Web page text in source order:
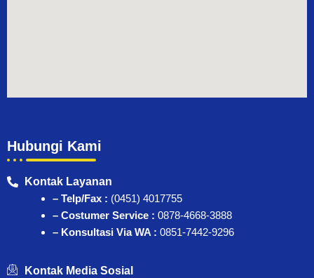
Hubungi Kami
Kontak Layanan
– Telp/Fax : (0451) 4017755
– Costumer Service : 0878-4668-3888
– Konsultasi Via WA : 0851-7442-9296
Kontak Media Sosial